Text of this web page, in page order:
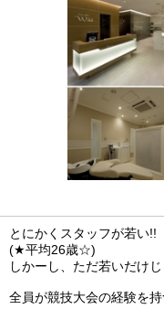
とにかくスタッフが若い!!
(★平均26歳☆)
しかーし、ただ若いだけ
全員が競技大会の経験を